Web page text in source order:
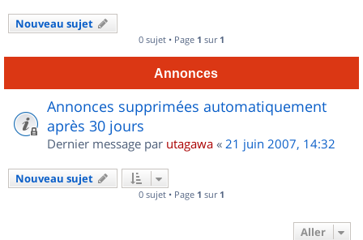
Nouveau sujet
0 sujet • Page 1 sur 1
Annonces
Annonces supprimées automatiquement
après 30 jours
Dernier message par utagawa « 21 juin 2007, 14:32
Nouveau sujet
0 sujet • Page 1 sur 1
Aller